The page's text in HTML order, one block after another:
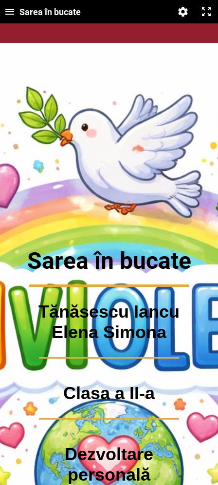
Sarea în bucate
Sarea în bucate
Tănăsescu Iancu
Elena Simona
Clasa a II-a
Dezvoltare
personală